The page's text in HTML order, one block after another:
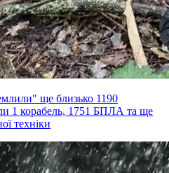
ще близько 1190
1 корабель, 1751 БПЛА та ще
техніки